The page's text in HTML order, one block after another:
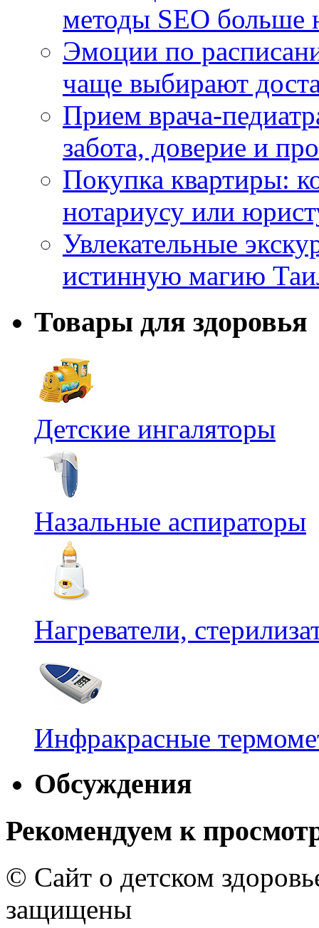
методы SEO больше
Эмоции по
чаще выбирают
Прием врача-
забота, доверие и
Покупка квартиры:
нотариусу или
Увлекательные
истинную магию
Товары для здоровья
Детские ингаляторы
Назальные аспираторы
Нагреватели,
Инфракрасные
Обсуждения
Рекомендуем к
© Сайт о детском
защищены